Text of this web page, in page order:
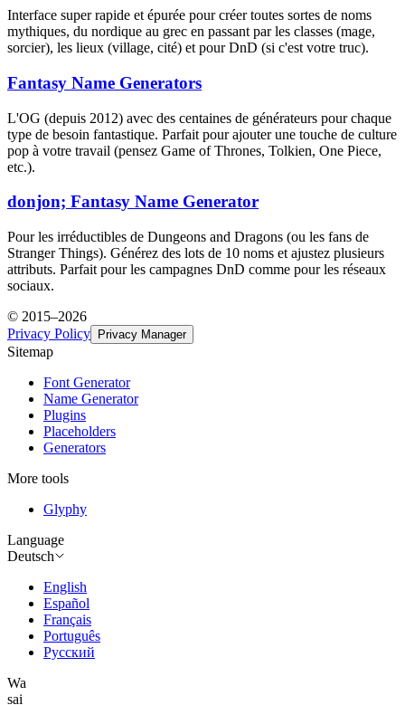
Interface super rapide et épurée pour créer toutes sortes de noms
mythiques, du nordique au grec en passant par les classes (mage,
sorcier), les lieux (village, cité) et pour DnD (si c'est votre truc).
Fantasy Name Generators
L'OG (depuis 2012) avec des centaines de générateurs pour chaque
type de besoin fantastique. Parfait pour ajouter une touche de culture
pop à votre travail (pensez Game of Thrones, Tolkien, One Piece,
etc.).
donjon; Fantasy Name Generator
Pour les irréductibles de Dungeons and Dragons (ou les fans de
Stranger Things). Générez des lots de 10 noms et ajustez plusieurs
attributs. Parfait pour les campagnes DnD comme pour les réseaux
sociaux.
© 2015–2026
Privacy Policy
Privacy Manager
Sitemap
Font Generator
Name Generator
Plugins
Placeholders
Generators
More tools
Glyphy
Language
Deutsch
English
Español
Français
Português
Русский
Wa
sai